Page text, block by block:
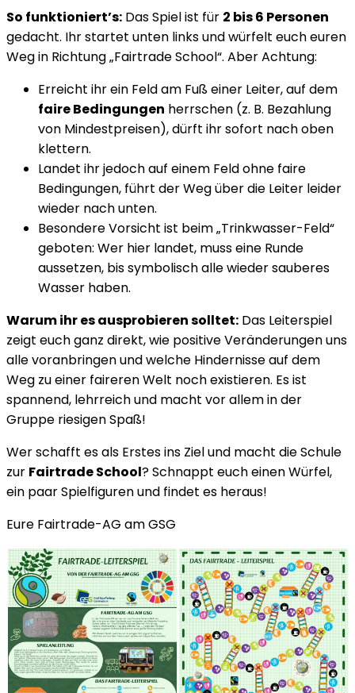
So funktioniert’s: Das Spiel ist für 2 bis 6 Personen
gedacht. Ihr startet unten links und würfelt euch euren
Weg in Richtung „Fairtrade School“. Aber Achtung:
Erreicht ihr ein Feld am Fuß einer Leiter, auf dem
faire Bedingungen herrschen (z. B. Bezahlung
von Mindestpreisen), dürft ihr sofort nach oben
klettern.
Landet ihr jedoch auf einem Feld ohne faire
Bedingungen, führt der Weg über die Leiter leider
wieder nach unten.
Besondere Vorsicht ist beim „Trinkwasser-Feld“
geboten: Wer hier landet, muss eine Runde
aussetzen, bis symbolisch alle wieder sauberes
Wasser haben.
Warum ihr es ausprobieren solltet: Das Leiterspiel
zeigt euch ganz direkt, wie positive Veränderungen uns
alle voranbringen und welche Hindernisse auf dem
Weg zu einer faireren Welt noch existieren. Es ist
spannend, lehrreich und macht vor allem in der
Gruppe riesigen Spaß!
Wer schafft es als Erstes ins Ziel und macht die Schule
zur Fairtrade School? Schnappt euch einen Würfel,
ein paar Spielfiguren und findet es heraus!
Eure Fairtrade-AG am GSG